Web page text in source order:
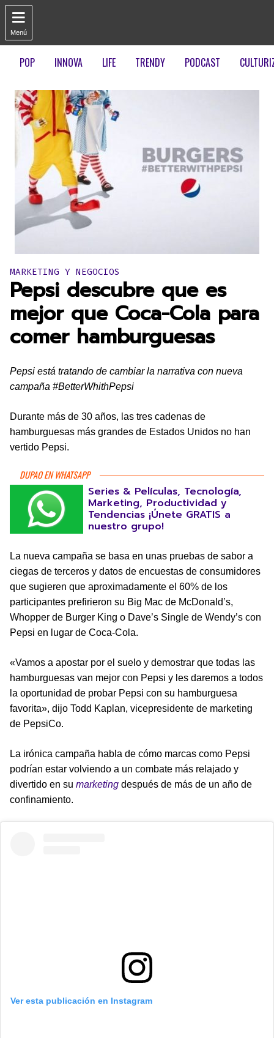

Menú
POP INNOVA LIFE TRENDY PODCAST
Publicado en:
MARKETING Y NEGOCIOS
Pepsi descubre que es
mejor que Coca-Cola para
comer hamburguesas
Pepsi está tratando de cambiar la narrativa con nueva
campaña #BetterWhithPepsi
Durante más de 30 años, las tres cadenas de
hamburguesas más grandes de Estados Unidos no han
vertido Pepsi.
DUPAO EN WHATSAPP
Series & Películas, Tecnología,
Marketing, Productividad y
Tendencias ¡Únete GRATIS a
nuestro grupo!
La nueva campaña se basa en unas pruebas de sabor a
ciegas de terceros y datos de encuestas de consumidores
que sugieren que aproximadamente el 60% de los
participantes prefirieron su Big Mac de McDonald’s,
Whopper de Burger King o Dave’s Single de Wendy’s con
Pepsi en lugar de Coca-Cola.
«Vamos a apostar por el suelo y demostrar que todas las
hamburguesas van mejor con Pepsi y les daremos a todos
la oportunidad de probar Pepsi con su hamburguesa
favorita», dijo Todd Kaplan, vicepresidente de marketing
de PepsiCo.
La irónica campaña habla de cómo marcas como Pepsi
podrían estar volviendo a un combate más relajado y
divertido en su marketing después de más de un año de
confinamiento.
Ver esta publicación en Instagram